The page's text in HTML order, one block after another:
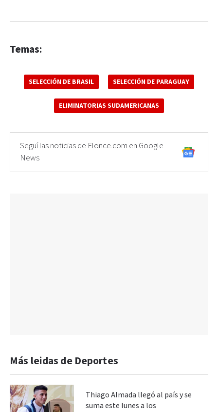
Temas:
SELECCIÓN DE BRASIL SELECCIÓN DE PARAGUAY
ELIMINATORIAS SUDAMERICANAS
Seguí las noticias de Elonce.com en Google
News
Más leidas de Deportes
Thiago Almada llegó al país y se
suma este lunes a los